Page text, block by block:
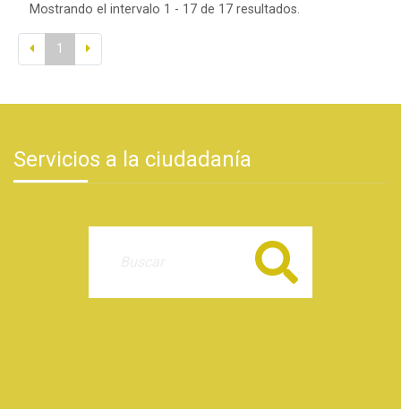
Mostrando el intervalo 1 - 17 de 17 resultados.
1
Servicios a la ciudadanía
Buscar